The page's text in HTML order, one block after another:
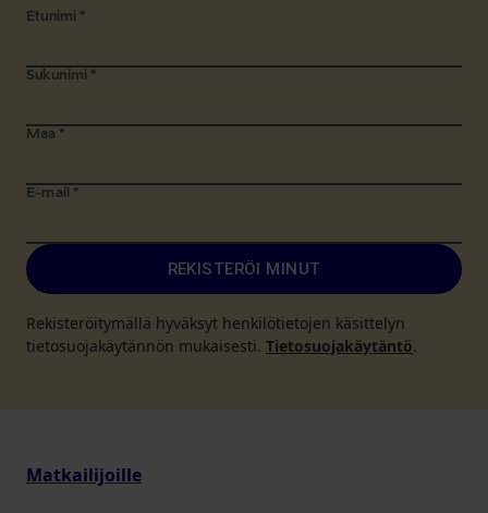
Etunimi *
Sukunimi *
Maa *
E-mail *
REKISTERÖI MINUT
Rekisteröitymällä hyväksyt henkilötietojen käsittelyn
tietosuojakäytännön mukaisesti. Tietosuojakäytäntö.
Matkailijoille